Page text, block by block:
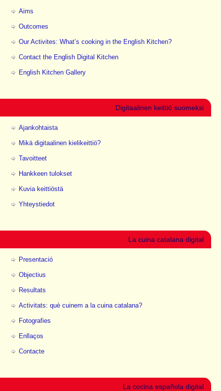
Aims
Outcomes
Our Activites: What’s cooking in the English Kitchen?
Contact the English Digital Kitchen
English Kitchen Gallery
Digitaalinen keittiö suomeksi
Ajankohtaista
Mikä digitaalinen kielikeittiö?
Tavoitteet
Hankkeen tulokset
Kuvia keittiöstä
Yhteystiedot
La cuina catalana digital
Presentació
Objectius
Resultats
Activitats: què cuinem a la cuina catalana?
Fotografies
Enllaços
Contacte
La cocina española digital